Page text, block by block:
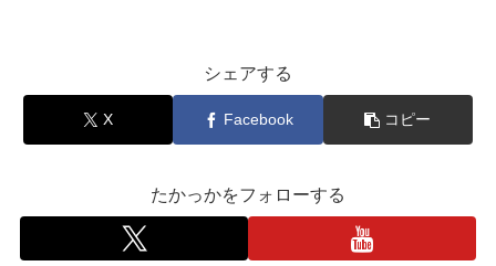
シェアする
X Facebook コピー
たかっかをフォローする